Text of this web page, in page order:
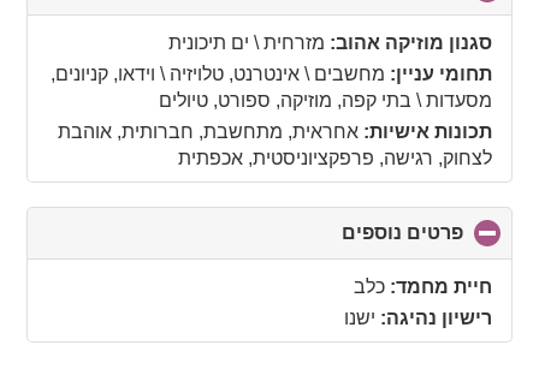
to
collapse
סגנון מוזיקה אהוב: מזרחית \ ים תיכונית
תחומי עניין: מחשבים \ אינטרנט, טלויזיה \ וידאו, קניונים,
מסעדות \ בתי קפה, מוזיקה, ספורט, טיולים
תכונות אישיות: אחראית, מתחשבת, חברותית, אוהבת
לצחוק, רגישה, פרפקציוניסטית, אכפתית
פרטים נוספים
to
חיית מחמד: כלב
רישיון נהיגה: ישנו